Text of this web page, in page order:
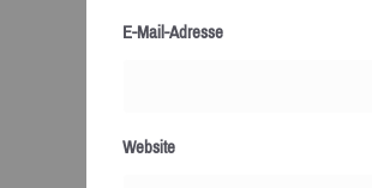
E-Mail-Adresse
Website